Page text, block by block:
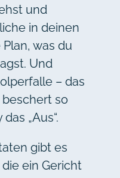
und
in deinen
was du
Und
– das
beschert so
„Aus“.
gibt es
ein Gericht